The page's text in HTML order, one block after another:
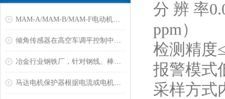
MAM-A/MAM-B/MAM-F电动机保护器常见故障
倾角传感器在高空车调平控制中的应用
冶金行业钢铁厂，针对钢线、棒材测温解决方案
马达电机保护器根据电流或电机功率大小来选购?
分 辨 率
ppm）
检测精度
报警模式
采样方式